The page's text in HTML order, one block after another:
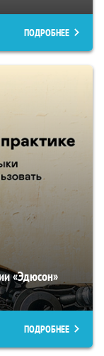
ПОДРОБНЕЕ
«Эдюсон»
ПОДРОБНЕЕ